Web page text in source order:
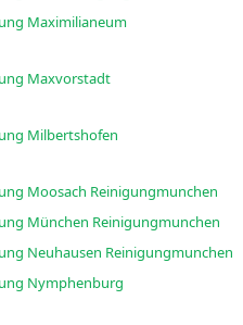
Maximilianeum
Maxvorstadt
Milbertshofen
Erfahrene Tiefenreinigung Moosach Reinigungmunchen
Erfahrene Tiefenreinigung München Reinigungmunchen
Erfahrene Tiefenreinigung Neuhausen Reinigungmunchen
Nymphenburg